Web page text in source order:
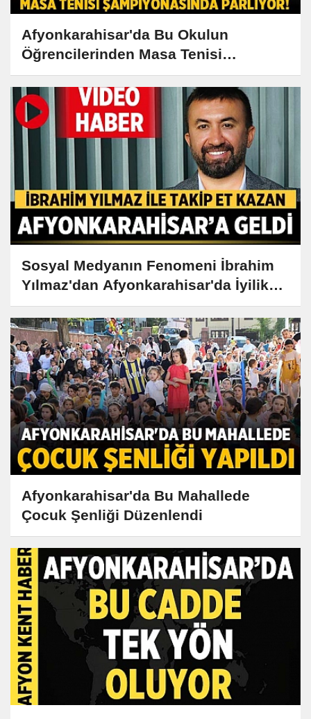
Afyonkarahisar'da Bu Okulun
Öğrencilerinden Masa Tenisi
Şampiyonasında Büyük Başarı!
Sosyal Medyanın Fenomeni İbrahim
Yılmaz'dan Afyonkarahisar'da İyilik
Dolu Gezi
Afyonkarahisar'da Bu Mahallede
Çocuk Şenliği Düzenlendi